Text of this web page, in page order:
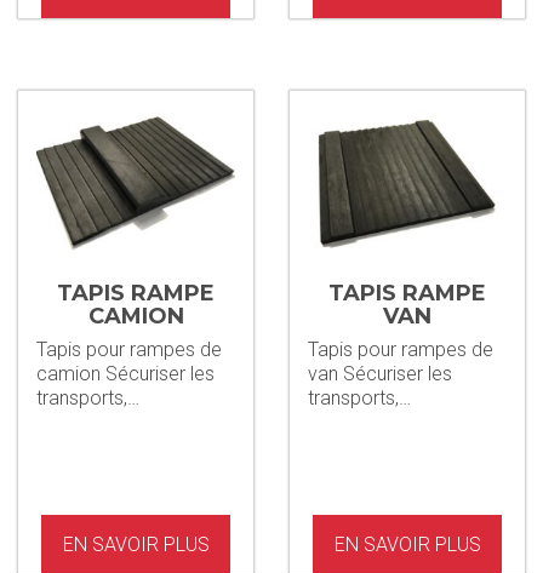
TAPIS RAMPE
CAMION
Tapis pour rampes de
camion Sécuriser les
transports,…
EN SAVOIR PLUS
TAPIS RAMPE
VAN
Tapis pour rampes de
van Sécuriser les
transports,…
EN SAVOIR PLUS